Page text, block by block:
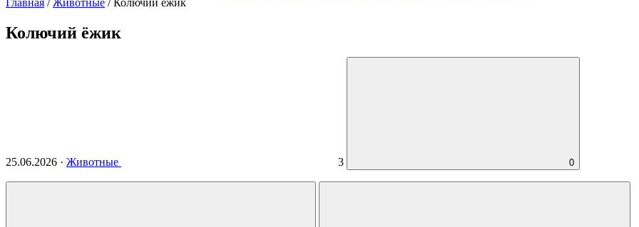
Главная / Животные / Колючий ёжик
Колючий ёжик
25.06.2026 · Животные 3 0